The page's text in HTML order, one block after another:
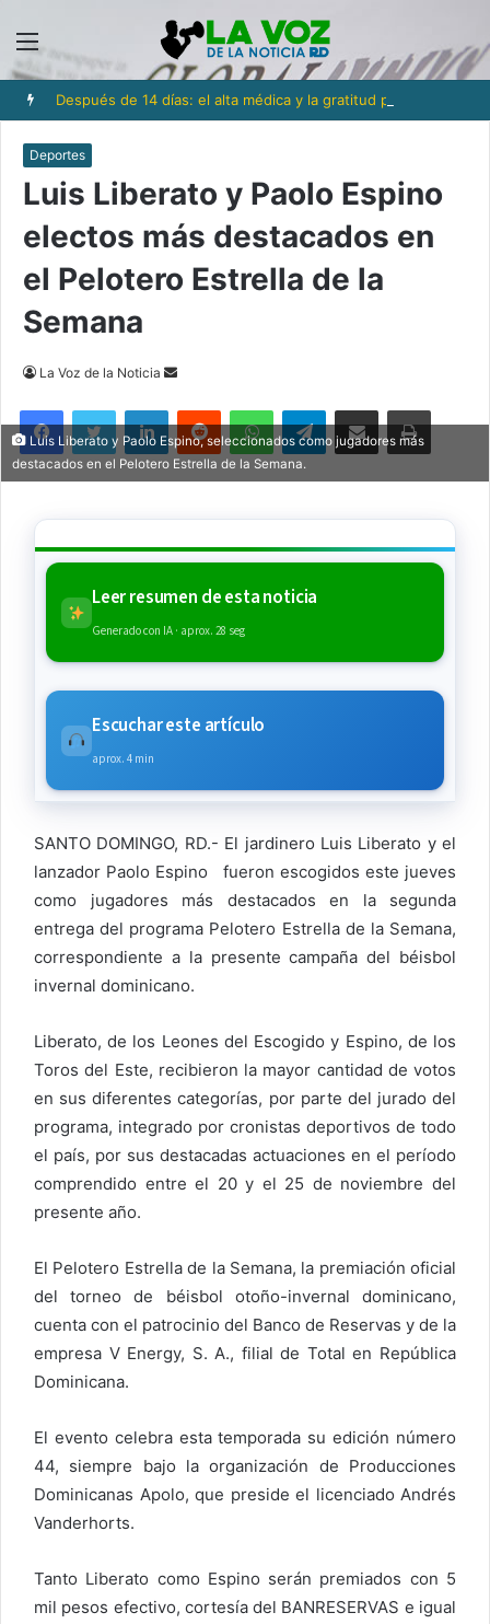
Menú
Deportes
Luis Liberato y Paolo Espino
electos más destacados en
el Pelotero Estrella de la
Semana
La Voz de la Noticia
Send
email
FacebookTwitter LinkedInReddit WhatsAppTelegramCompartir via Email Imprimi
Luis Liberato y Paolo Espino, seleccionados como jugadores más
destacados en el Pelotero Estrella de la Semana.
Leer resumen de esta noticia
Generado con IA · aprox. 28 seg
Escuchar este artículo
aprox. 4 min
SANTO DOMINGO, RD.- El jardinero Luis Liberato y el
lanzador Paolo Espino fueron escogidos este jueves
como jugadores más destacados en la segunda
entrega del programa Pelotero Estrella de la Semana,
correspondiente a la presente campaña del béisbol
invernal dominicano.
Liberato, de los Leones del Escogido y Espino, de los
Toros del Este, recibieron la mayor cantidad de votos
en sus diferentes categorías, por parte del jurado del
programa, integrado por cronistas deportivos de todo
el país, por sus destacadas actuaciones en el período
comprendido entre el 20 y el 25 de noviembre del
presente año.
El Pelotero Estrella de la Semana, la premiación oficial
del torneo de béisbol otoño-invernal dominicano,
cuenta con el patrocinio del Banco de Reservas y de la
empresa V Energy, S. A., filial de Total en República
Dominicana.
El evento celebra esta temporada su edición número
44, siempre bajo la organización de Producciones
Dominicanas Apolo, que preside el licenciado Andrés
Vanderhorts.
Tanto Liberato como Espino serán premiados con 5
mil pesos efectivo, cortesía del BANRESERVAS e igual